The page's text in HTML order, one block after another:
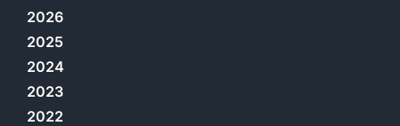
2026
2025
2024
2023
2022